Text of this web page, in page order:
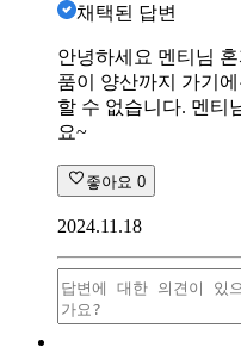
채택된 답변
안녕하세요 멘티님
품이 양산까지 가기
할 수 없습니다. 멘티
요~
좋아요 0
2024.11.18